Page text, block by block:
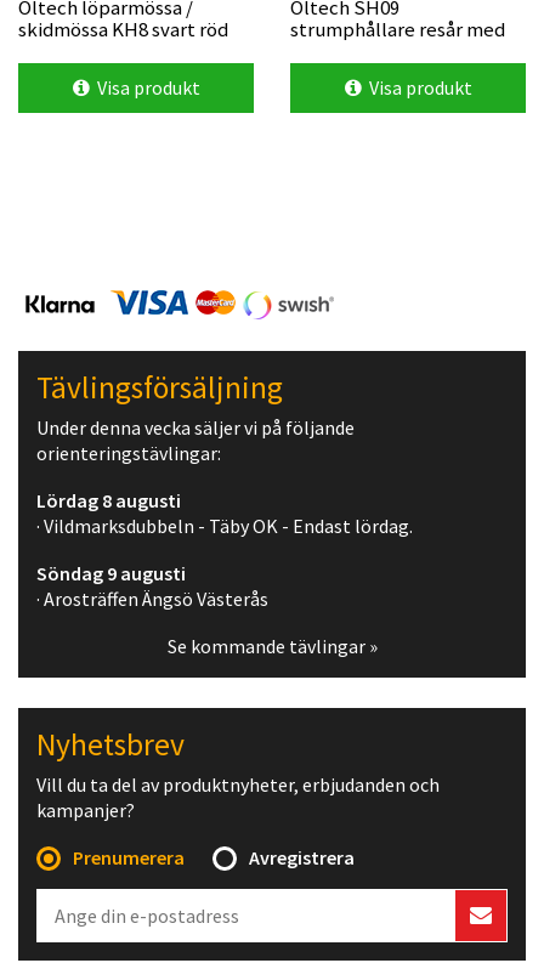
Oltech löparmössa /
skidmössa KH8 svart röd
Visa produkt
Oltech SH09
strumphållare resår med
Visa produkt
Tävlingsförsäljning
Under denna vecka säljer vi på följande
orienteringstävlingar:
Lördag 8 augusti
· Vildmarksdubbeln - Täby OK - Endast lördag.
Söndag 9 augusti
· Arosträffen Ängsö Västerås
Se kommande tävlingar »
Nyhetsbrev
Vill du ta del av produktnyheter, erbjudanden och
kampanjer?
Prenumerera
Avregistrera